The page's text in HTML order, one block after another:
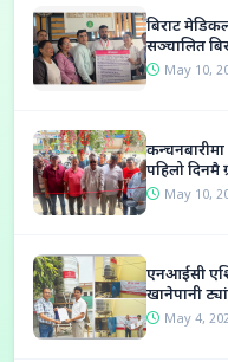
विदेशी मुद्राको विनिमयदर
सार्वजनिक गरेको छ। आजका
अमेर...
Jun 24, 2026
बिराट
सञ्चालित
सर्वोच्च (क)
May 10,
कन्चनबारीमा
पहिलो दिनमै
May 10,
एनआईसी
खानेपानी
May 4,